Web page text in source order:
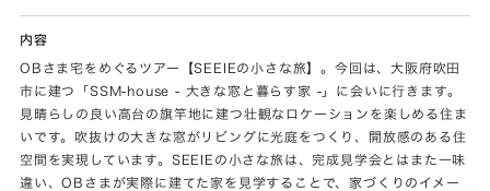
内容
OBさま宅をめぐるツアー【SEEIEの小さな旅】。今回は、大阪府吹田
市に建つ「SSM-house - 大きな窓と暮らす家 -」に会いに行きます。
見晴らしの良い高台の旗竿地に建つ壮観なロケーションを楽しめる住ま
いです。吹抜けの大きな窓がリビングに光庭をつくり、開放感のある住
空間を実現しています。SEEIEの小さな旅は、完成見学会とはまた一味
違い、OBさまが実際に建てた家を見学することで、家づくりのイメー